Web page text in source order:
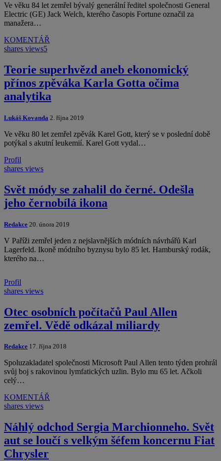
Ve věku 84 let zemřel bývalý generální ředitel společnosti General
Electric (GE) Jack Welch, kterého časopis Fortune označil za
manažera…
KOMENTÁŘ
shares views5
Teorie superhvězd aneb ekonomický
přínos zpěváka Karla Gotta očima
analytika
Lukáš Kovanda 2. října 2019
Ve věku 80 let zemřel zpěvák Karel Gott, který se v poslední době
potýkal s akutní leukemií. Karel Gott vydal…
Profil
shares views
Svět módy se zahalil do černé. Odešla
jeho černobílá ikona
Redakce 20. února 2019
V Paříži zemřel jeden z nejslavnějších módních návrhářů Karl
Lagerfeld. Ikoně módního byznysu bylo 85 let. Hamburský rodák,
kterého na…
Profil
shares views
Otec osobních počítačů Paul Allen
zemřel. Vědě odkázal miliardy
Redakce 17. října 2018
Spoluzakladatel společnosti Microsoft Paul Allen tento týden prohrál
svůj boj s rakovinou lymfatických uzlin. Bylo mu 65 let. Ačkoli
celý…
KOMENTÁŘ
shares views
Náhlý odchod Sergia Marchionneho. Svět
aut se loučí s velkým šéfem koncernu Fiat
Chrysler